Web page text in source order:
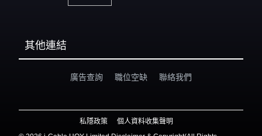
其他連結
廣告查詢 職位空缺 聯絡我們
私隱政策
個人資料收集聲明